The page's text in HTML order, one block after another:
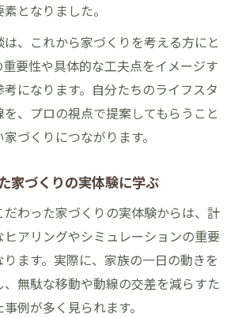
となりました。
は、これから家づくりを考える方にと
要性や具体的な工夫点をイメージす
になります。自分たちのライフスタ
、プロの視点で提案してもらうこと
づくりにつながります。
家づくりの実体験に学ぶ
わった家づくりの実体験からは、計
アリングやシミュレーションの重要
ます。実際に、家族の一日の動きを
無駄な移動や動線の交差を減らすた
例が多く見られます。